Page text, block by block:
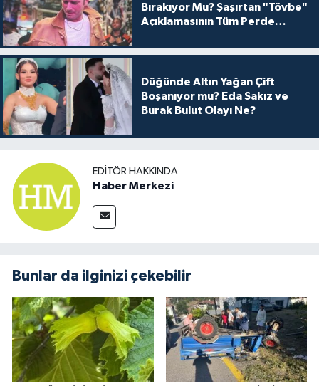
Bırakıyor Mu? Şaşırtan "Tövbe"
Açıklamasının Tüm Perde
Düğünde Altın Yağan Çift
Boşanıyor mu? Eda Sakız ve
Burak Bulut Olayı Ne?
EDITÖR HAKKINDA
Haber Merkezi
Bunlar da ilginizi çekebilir